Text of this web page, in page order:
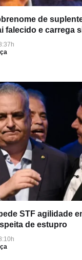
de
falecido e carrega
STF agilidade
de estupro